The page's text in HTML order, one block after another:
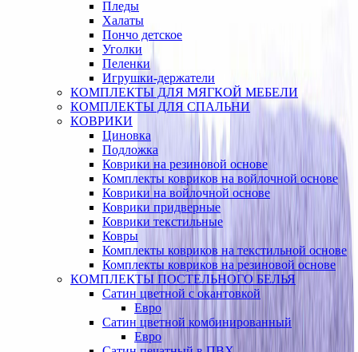
Пледы
Халаты
Пончо детское
Уголки
Пеленки
Игрушки-держатели
КОМПЛЕКТЫ ДЛЯ МЯГКОЙ МЕБЕЛИ
КОМПЛЕКТЫ ДЛЯ СПАЛЬНИ
КОВРИКИ
Циновка
Подложка
Коврики на резиновой основе
Комплекты ковриков на войлочной основе
Коврики на войлочной основе
Коврики придверные
Коврики текстильные
Ковры
Комплекты ковриков на текстильной основе
Комплекты ковриков на резиновой основе
КОМПЛЕКТЫ ПОСТЕЛЬНОГО БЕЛЬЯ
Сатин цветной с окантовкой
Евро
Сатин цветной комбинированный
Евро